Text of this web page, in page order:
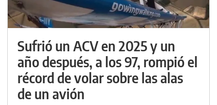
Sufrió un ACV en 2025 y un
año después, a los 97, rompió el
récord de volar sobre las alas
de un avión